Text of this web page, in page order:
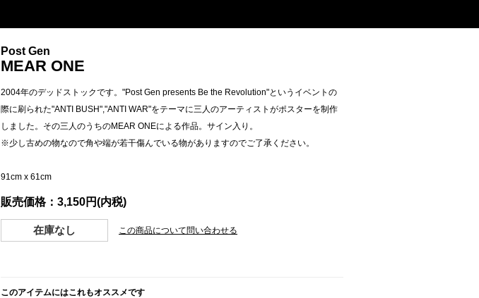
Post Gen
MEAR ONE
2004年のデッドストックです。"Post Gen presents Be the Revolution"というイベントの
際に刷られた"ANTI BUSH","ANTI WAR"をテーマに三人のアーティストがポスターを制作
しました。その三人のうちのMEAR ONEによる作品。サイン入り。
※少し古めの物なので角や端が若干傷んでいる物がありますのでご了承ください。
91cm x 61cm
販売価格：3,150円(内税)
在庫なし この商品について問い合わせる
このアイテムにはこれもオススメです